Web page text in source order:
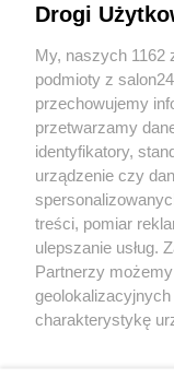
Sport
Społeczeństwo
Kultura
X
Drogi
My, naszych 1162
podmioty z
przechowujemy
przetwarzamy
identyfikatory,
urządzenie czy
treści, pomiar
ulepszanie usług.
Partnerzy
charakterystykę